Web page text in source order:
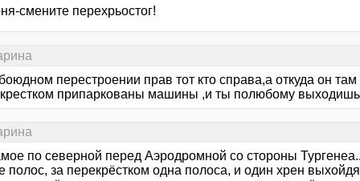
смените перехрьостог!
перестроении прав тот кто справа,а откуда он
припаркованы машины ,и ты полюбому выходишь
по северной перед Аэродромной со стороны
полос, за перекрёстком одна полоса, и один хрен